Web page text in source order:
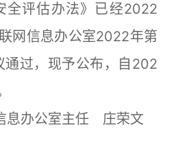
评估办法》已经2022
网信息办公室2022年第
通过，现予公布，自202
。
办公室主任 庄荣文